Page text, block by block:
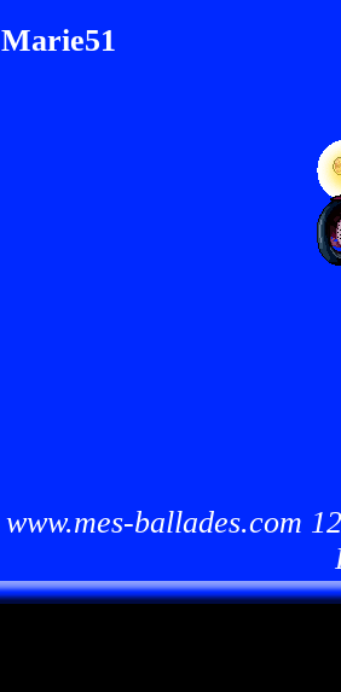
Marie51
www.mes-ballades.com